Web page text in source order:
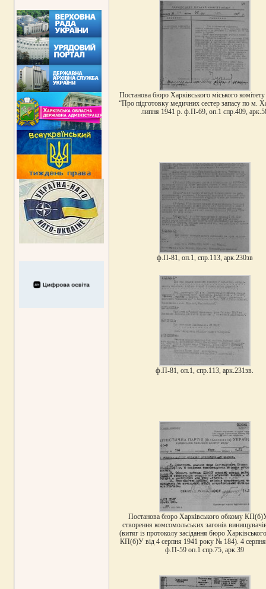
Постанова бюро Харківського міського
“Про підготовку медичних сестер запасу по м.
липня 1941 р. ф.П-69, оп.1 спр.409,
ф.П-81, оп.1, спр.113, арк.230зв
ф.П-81, оп.1, спр.113, арк.231зв.
Постанова бюро Харківського обкому
створення комсомольських загонів
(витяг із протоколу засідання бюро
КП(б)У від 4 серпня 1941 року № 184). 4
ф.П-59 оп.1 спр.75, арк.39